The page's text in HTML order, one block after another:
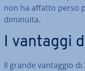
non ha affatto perso
diminuita.
I vantaggi
Il grande vantaggio di